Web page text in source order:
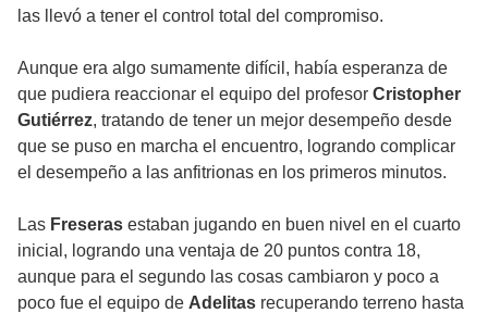
las llevó a tener el control total del compromiso.
Aunque era algo sumamente difícil, había esperanza de
que pudiera reaccionar el equipo del profesor Cristopher
Gutiérrez, tratando de tener un mejor desempeño desde
que se puso en marcha el encuentro, logrando complicar
el desempeño a las anfitrionas en los primeros minutos.
Las Freseras estaban jugando en buen nivel en el cuarto
inicial, logrando una ventaja de 20 puntos contra 18,
aunque para el segundo las cosas cambiaron y poco a
poco fue el equipo de Adelitas recuperando terreno hasta